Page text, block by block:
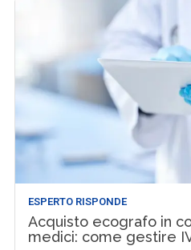
ESPERTO RISPONDE
Acquisto ecografo in
medici: come gestire